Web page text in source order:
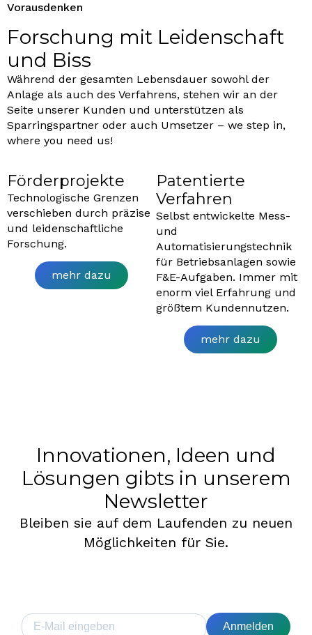
Vorausdenken
Forschung mit Leidenschaft
und Biss
Während der gesamten Lebensdauer sowohl der
Anlage als auch des Verfahrens, stehen wir an der
Seite unserer Kunden und unterstützen als
Sparringspartner oder auch Umsetzer – we step in,
where you need us!
Förderprojekte
Technologische Grenzen
verschieben durch präzise
und leidenschaftliche
Forschung.
mehr dazu
Patentierte
Verfahren
Selbst entwickelte Mess-
und
Automatisierungstechnik
für Betriebsanlagen sowie
F&E-Aufgaben. Immer mit
enorm viel Erfahrung und
größtem Kundennutzen.
mehr dazu
Innovationen, Ideen und
Lösungen gibts in unserem
Newsletter
Bleiben sie auf dem Laufenden zu neuen
Möglichkeiten für Sie.
Anmelden